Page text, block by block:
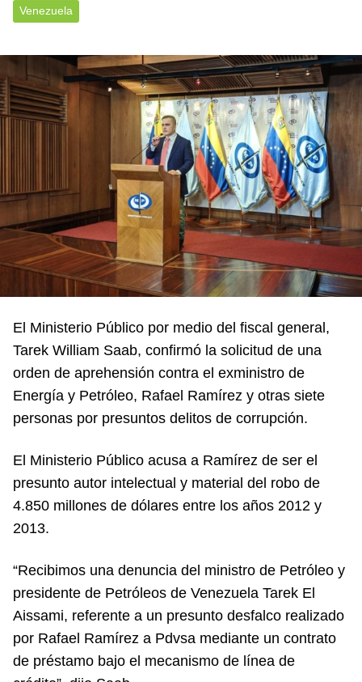
Venezuela
El Ministerio Público por medio del fiscal general,
Tarek William Saab, confirmó la solicitud de una
orden de aprehensión contra el exministro de
Energía y Petróleo, Rafael Ramírez y otras siete
personas por presuntos delitos de corrupción.
El Ministerio Público acusa a Ramírez de ser el
presunto autor intelectual y material del robo de
4.850 millones de dólares entre los años 2012 y
2013.
“Recibimos una denuncia del ministro de Petróleo y
presidente de Petróleos de Venezuela Tarek El
Aissami, referente a un presunto desfalco realizado
por Rafael Ramírez a Pdvsa mediante un contrato
de préstamo bajo el mecanismo de línea de